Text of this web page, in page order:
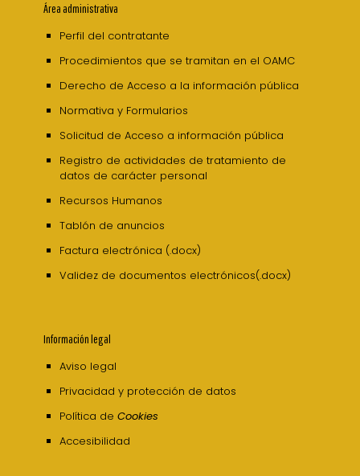
Área administrativa
Perfil del contratante
Procedimientos que se tramitan en el OAMC
Derecho de Acceso a la información pública
Normativa y Formularios
Solicitud de Acceso a información pública
Registro de actividades de tratamiento de
datos de carácter personal
Recursos Humanos
Tablón de anuncios
Factura electrónica (.docx)
Validez de documentos electrónicos(.docx)
Información legal
Aviso legal
Privacidad y protección de datos
Política de Cookies
Accesibilidad